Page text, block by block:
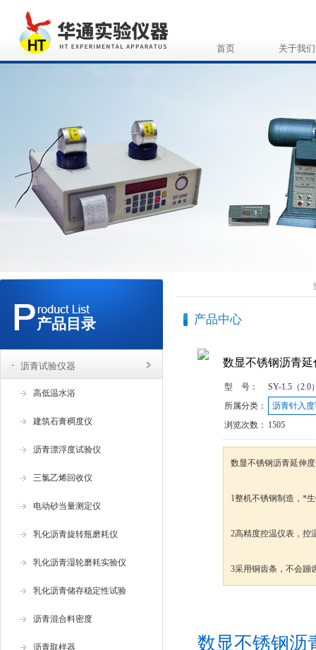
首页 关于我们
产品目录
沥青试验仪器
高低温水浴
建筑石膏稠度仪
沥青漂浮度试验仪
三氯乙烯回收仪
电动砂当量测定仪
乳化沥青旋转瓶磨耗仪
乳化沥青湿轮磨耗实验仪
乳化沥青储存稳定性试验
沥青混合料密度
沥青取样器
产品中心
数显不锈钢沥青延
型 号：
SY-1.5（2.0
所属分类：
沥青针入
浏览次数： 1505
数显不锈钢沥青延伸
1整机不锈钢制造，*
2高精度控温仪表，控
3采用铜齿条，不会蹦
数显不锈钢沥